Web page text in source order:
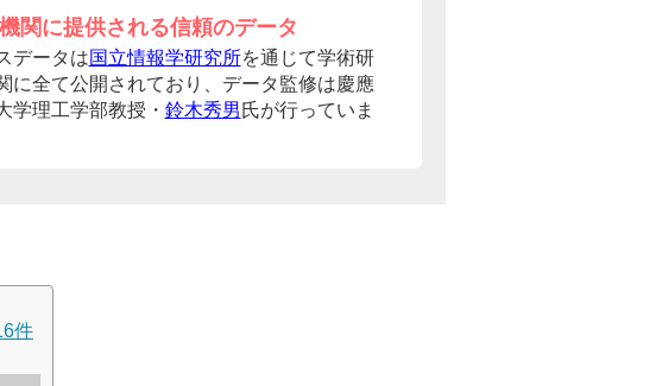
関に提供される信頼のデータ
データは国立情報学研究所を通じて学術研
に全て公開されており、データ監修は慶應
学理工学部教授・ 鈴木秀男 氏が行っていま
件